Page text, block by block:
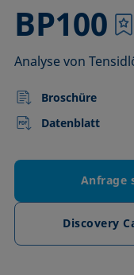
BP100
–
Analyse von
Broschüre
Datenblatt
Anfrage
Discovery